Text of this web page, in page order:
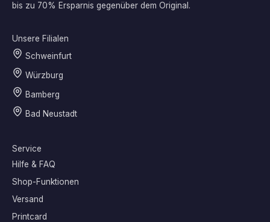
bis zu 70% Ersparnis gegenüber dem Original.
Unsere Filialen
Schweinfurt
Würzburg
Bamberg
Bad Neustadt
Service
Hilfe & FAQ
Shop-Funktionen
Versand
Printcard